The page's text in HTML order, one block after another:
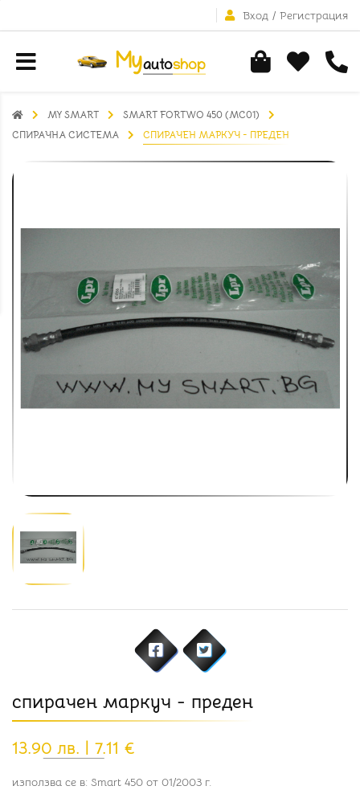
Вход / Регистрация
MY SMART
SMART FORTWO 450 (MC01)
СПИРАЧНА СИСТЕМА
СПИРАЧЕН МАРКУЧ - ПРЕДЕН
спирачен маркуч - преден
13.90 лв. | 7.11 €
използва се в: Smart 450 от 01/2003 г.